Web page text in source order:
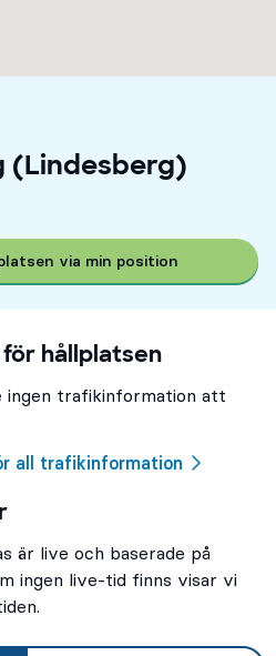
(Lindesberg)
via min position
hållplatsen
ingen trafikinformation att
all trafikinformation
är live och baserade på
ingen live-tid finns visar vi